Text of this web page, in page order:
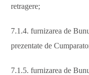
retragere;
7.1.4. furnizarea de
prezentate de
7.1.5. furnizarea de